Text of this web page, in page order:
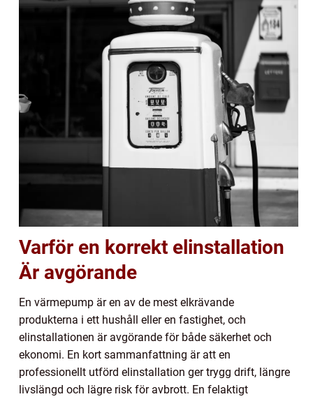
Varför en korrekt elinstallation
Är avgörande
En värmepump är en av de mest elkrävande
produkterna i ett hushåll eller en fastighet, och
elinstallationen är avgörande för både säkerhet och
ekonomi. En kort sammanfattning är att en
professionellt utförd elinstallation ger trygg drift, längre
livslängd och lägre risk för avbrott. En felaktigt